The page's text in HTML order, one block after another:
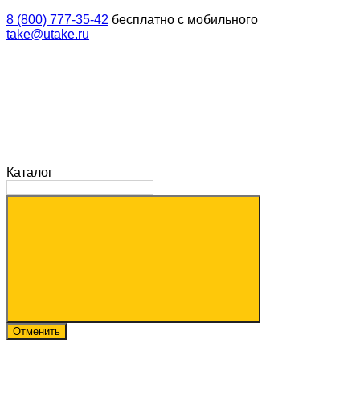
8 (800) 777-35-42 бесплатно с мобильного
take@utake.ru
Каталог
Отменить